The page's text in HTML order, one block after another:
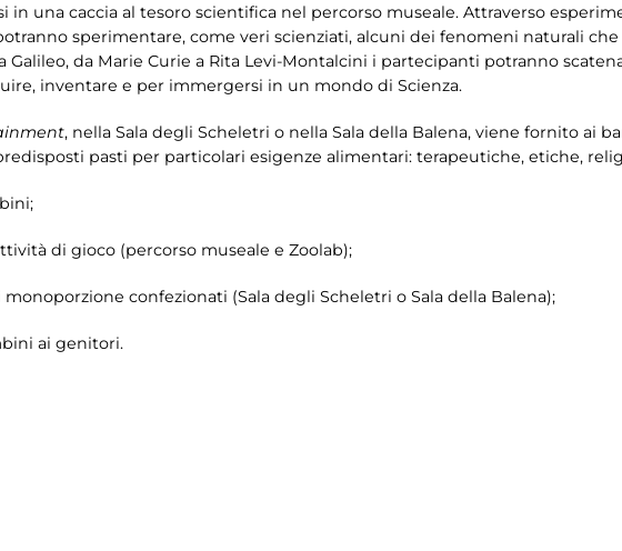
in una caccia al tesoro scientifica nel percorso museale. Attraverso
sperimentare, come veri scienziati, alcuni dei fenomeni naturali
da Marie Curie a Rita Levi-Montalcini i partecipanti potranno
inventare e per immergersi in un mondo di Scienza.
, nella Sala degli Scheletri o nella Sala della Balena, viene fornito ai
pasti per particolari esigenze alimentari: terapeutiche, etiche,
di gioco (percorso museale e Zoolab);
confezionati (Sala degli Scheletri o Sala della Balena);
ai genitori.